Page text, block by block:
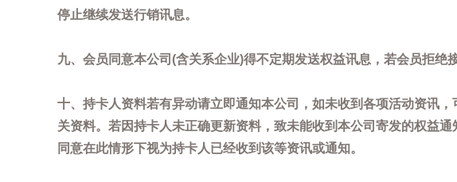
停止继续发送行销讯息。
九、会员同意本公司(含关系企业)得不定期发送权益讯息，若会员拒绝
十、持卡人资料若有异动请立即通知本公司，如未收到各项活动资讯
关资料。若因持卡人未正确更新资料，致未能收到本公司寄发的权益
同意在此情形下视为持卡人已经收到该等资讯或通知。